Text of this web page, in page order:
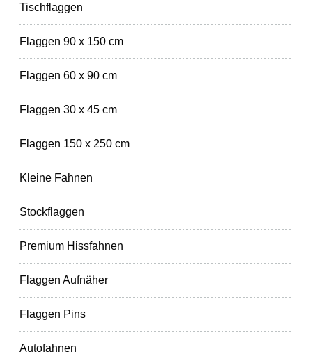
Tischflaggen
Flaggen 90 x 150 cm
Flaggen 60 x 90 cm
Flaggen 30 x 45 cm
Flaggen 150 x 250 cm
Kleine Fahnen
Stockflaggen
Premium Hissfahnen
Flaggen Aufnäher
Flaggen Pins
Autofahnen